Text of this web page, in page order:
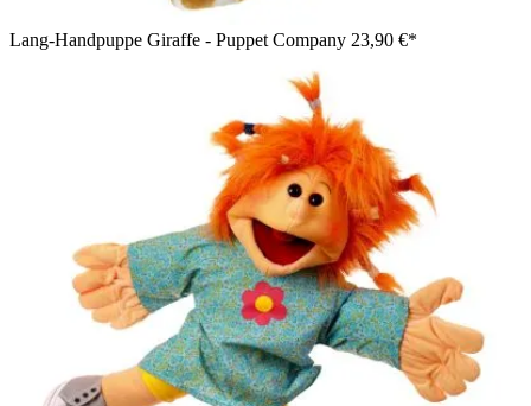
Lang-Handpuppe Giraffe - Puppet Company 23,90 €*